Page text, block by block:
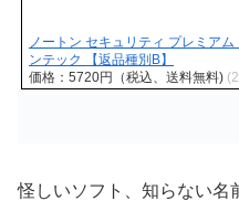
ノートン セキュリティ プレミア
ンテック 【返品種別B】
価格：5720円（税込、送料無料)
怪しいソフト、知らない名